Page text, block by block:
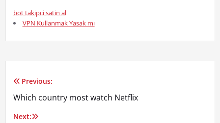
bot takipci satin al
VPN Kullanmak Yasak mı
Yazı
gezinmesi
Previous:
Which country most watch Netflix
Next: